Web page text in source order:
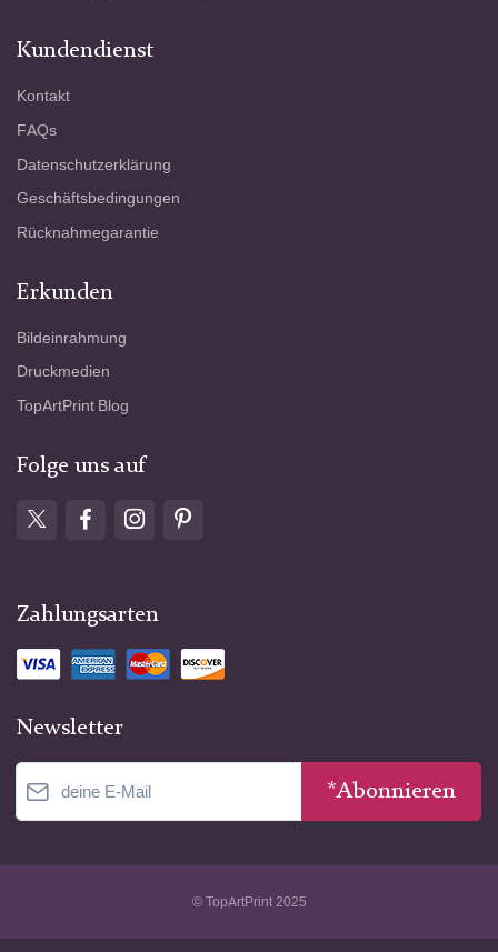
Kundendienst
Kontakt
FAQs
Datenschutzerklärung
Geschäftsbedingungen
Rücknahmegarantie
Erkunden
Bildeinrahmung
Druckmedien
TopArtPrint Blog
Folge uns auf
Zahlungsarten
Newsletter
*Abonnieren
© TopArtPrint 2025